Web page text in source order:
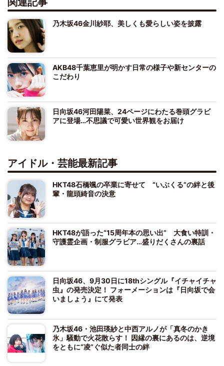
乃木坂46金川紗耶、美しくも愛らしい姿を披露
AKB48千葉恵里が明かす日常の様子や新センターの
こだわり
日向坂46河田陽菜、24ページにわたる巻頭グラビ
アに登場…不思議で可愛い世界観をお届け
アイドル・芸能最新記事
HKT48石橋颯の卒業に寄せて “いぶくる”の絆と後
輩・龍頭綺音の決意
HKT48が語った“15周年本の思い出” 大食い特訓・
守護霊企画・制服グラビア…盛りだくさんの裏話
日向坂46、9月30日に18thシングル『イチャイチャ
虫』の発売決定！ フォーメーションは『日向坂で会
いましょう』にて発表
乃木坂46・池田瑛紗と中西アルノが「真冬のかき
氷」騒動で火花散らす！ 因縁の裏にあるのは、逆境
をともに“凌”ぐ似た者同士の絆